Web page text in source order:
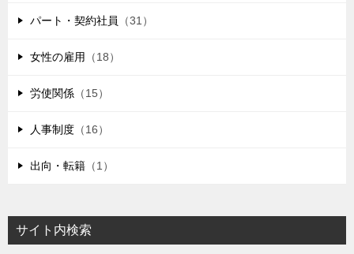
パート・契約社員 （31）
女性の雇用 （18）
労使関係 （15）
人事制度 （16）
出向・転籍 （1）
サイト内検索